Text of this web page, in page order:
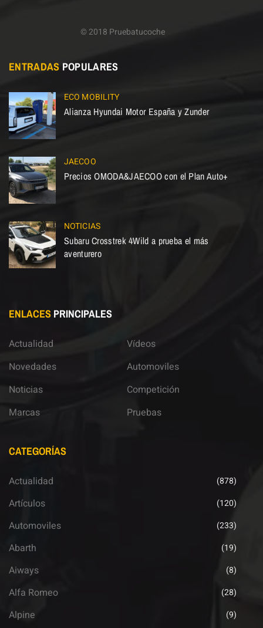
© 2018 Pruebatucoche
ENTRADAS POPULARES
ECO MOBILITY
Alianza Hyundai Motor España y Zunder
JAECOO
Precios OMODA&JAECOO con el Plan Auto+
NOTICIAS
Subaru Crosstrek 4Wild a prueba el más
aventurero
ENLACES PRINCIPALES
Actualidad
Novedades
Noticias
Marcas
Vídeos
Automoviles
Competición
Pruebas
CATEGORÍAS
Actualidad (878)
Artículos (120)
Automoviles (233)
Abarth (19)
Aiways (8)
Alfa Romeo (28)
Alpine (9)